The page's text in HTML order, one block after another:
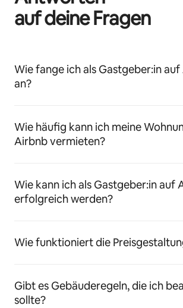
auf deine Fragen
Wie fange ich als Gastgeber:in
an?
Wie häufig kann ich meine
Airbnb vermieten?
Wie kann ich als Gastgeber:in auf
erfolgreich werden?
Wie funktioniert die
Gibt es Gebäuderegeln, die ich
sollte?